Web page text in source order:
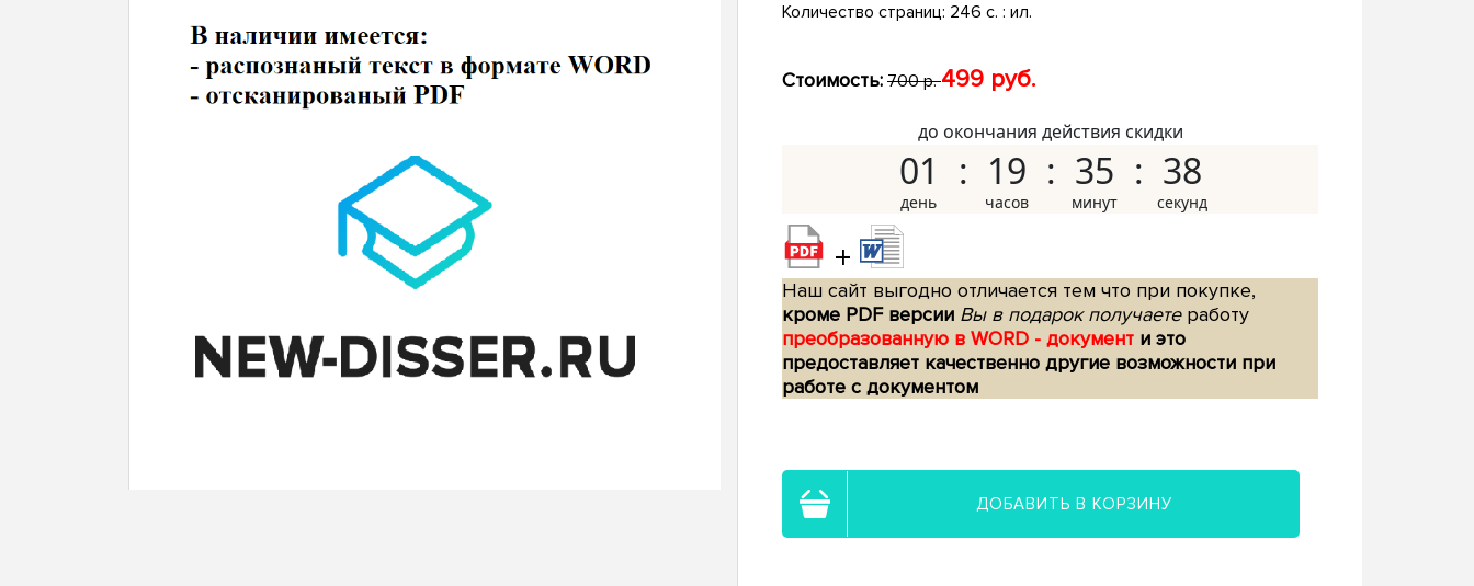
Количество страниц: 246 с. : ил.
Стоимость: 700 р.499 руб.
до окончания действия скидки
01 19 35 37
+
Наш сайт выгодно отличается тем что при покупке,
кроме PDF версии Вы в подарок получаетеработу
преобразованную в WORD - документ и это
предоставляет качественно другие возможности при
работе с документом
ДОБАВИТЬ В КОРЗИНУ